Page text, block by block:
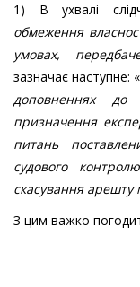
слідах
ухвали
(щодо
арешту
майна)
слідчого
судді
ВАКС,
а
1) В ухвалі
обмеження
умовах,
зазначає наступне: «
доповненнях до
призначення
питань
судового
скасування арешту
З цим важко